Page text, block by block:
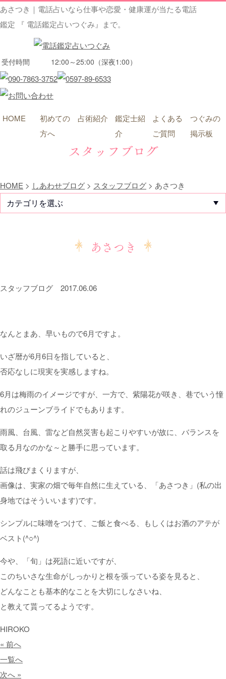
あさつき｜電話占いなら仕事や恋愛・健康運が当たる電話
鑑定 『 電話鑑定占いつぐみ』まで。
受付時間 12:00～25:00（深夜1:00）
HOME
初めての
方へ
占術紹介
鑑定士紹
介
よくある
ご質問
つぐみの
掲示板
スタッフブログ
HOME > しあわせブログ > スタッフブログ > あさつき
あさつき
スタッフブログ 2017.06.06
なんとまあ、早いもので6月ですよ。
いざ暦が6月6日を指していると、
否応なしに現実を実感しますね。
6月は梅雨のイメージですが、一方で、紫陽花が咲き、巷でいう憧
れのジューンブライドでもあります。
雨風、台風、雷など自然災害も起こりやすいが故に、バランスを
取る月なのかな～と勝手に思っています。
話は飛びまくりますが、
画像は、実家の畑で毎年自然に生えている、「あさつき」(私の出
身地ではそういいます)です。
シンプルに味噌をつけて、ご飯と食べる、もしくはお酒のアテが
ベスト(^○^)
今や、「旬」は死語に近いですが、
このちいさな生命がしっかりと根を張っている姿を見ると、
どんなことも基本的なことを大切にしなさいね、
と教えて貰ってるようです。
HIROKO
« 前へ
一覧へ
次へ »